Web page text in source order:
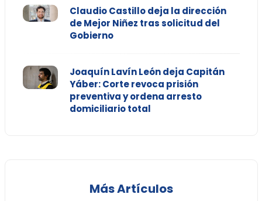
Claudio Castillo deja la dirección
de Mejor Niñez tras solicitud del
Gobierno
Joaquín Lavín León deja Capitán
Yáber: Corte revoca prisión
preventiva y ordena arresto
domiciliario total
Más Artículos